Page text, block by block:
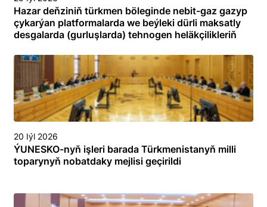
Hazar deňziniň türkmen böleginde nebit-gaz gazyp
çykarýan platformalarda we beýleki dürli maksatly
desgalarda (gurluşlarda) tehnogen heläkçilikleriň
toplumlaýyn türgenleşik okuwy
20 Iýl 2026
ÝUNESKO-nyň işleri barada Türkmenistanyň milli
toparynyň nobatdaky mejlisi geçirildi